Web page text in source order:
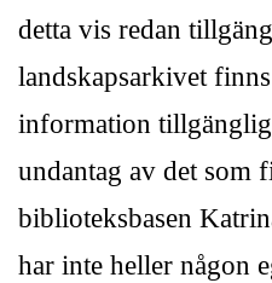
detta vis redan
landskapsarkivet
information
undantag av det som
biblioteksbasen
har inte heller någon